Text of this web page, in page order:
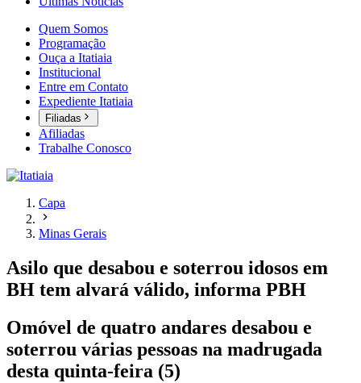
Quem Somos
Programação
Ouça a Itatiaia
Institucional
Entre em Contato
Expediente Itatiaia
Filiadas
Afiliadas
Trabalhe Conosco
Capa
Minas Gerais
Asilo que desabou e soterrou idosos em
BH tem alvará válido, informa PBH
Omóvel de quatro andares desabou e
soterrou várias pessoas na madrugada
desta quinta-feira (5)